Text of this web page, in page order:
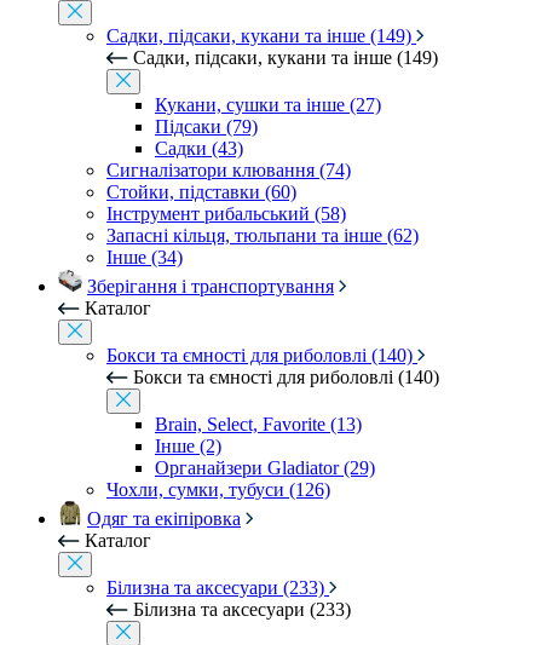
Садки, підсаки, кукани та інше (149)
Садки, підсаки, кукани та інше (149)
Кукани, сушки та інше (27)
Підсаки (79)
Садки (43)
Сигналізатори клювання (74)
Стойки, підставки (60)
Інструмент рибальський (58)
Запасні кільця, тюльпани та інше (62)
Інше (34)
Зберігання і транспортування
Каталог
Бокси та ємності для риболовлі (140)
Бокси та ємності для риболовлі (140)
Brain, Select, Favorite (13)
Інше (2)
Органайзери Gladiator (29)
Чохли, сумки, тубуси (126)
Одяг та екіпіровка
Каталог
Білизна та аксесуари (233)
Білизна та аксесуари (233)